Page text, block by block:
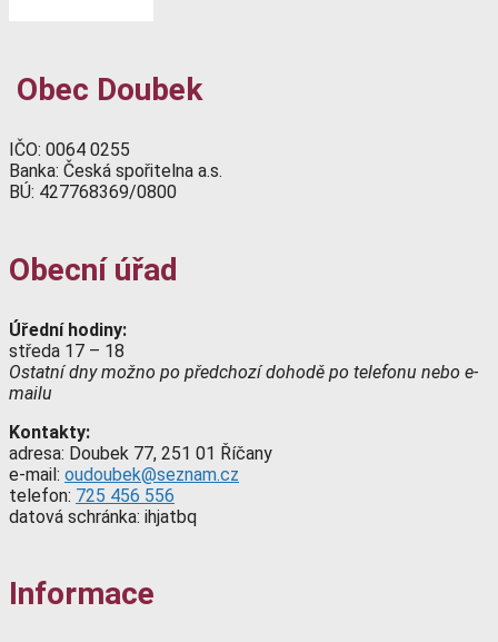
Obec Doubek
IČO: 0064 0255
Banka: Česká spořitelna a.s.
BÚ: 427768369/0800
Obecní úřad
Úřední hodiny:
středa 17 – 18
Ostatní dny možno po předchozí dohodě po telefonu nebo e-
mailu
Kontakty:
adresa: Doubek 77, 251 01 Říčany
e-mail: oudoubek@seznam.cz
telefon: 725 456 556
datová schránka: ihjatbq
Informace